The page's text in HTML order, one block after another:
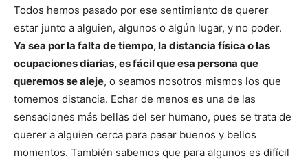
Todos hemos pasado por ese sentimiento de querer
estar junto a alguien, algunos o algún lugar, y no poder.
Ya sea por la falta de tiempo, la distancia física o las
ocupaciones diarias, es fácil que esa persona que
queremos se aleje, o seamos nosotros mismos los que
tomemos distancia. Echar de menos es una de las
sensaciones más bellas del ser humano, pues se trata de
querer a alguien cerca para pasar buenos y bellos
momentos. También sabemos que para algunos es difícil